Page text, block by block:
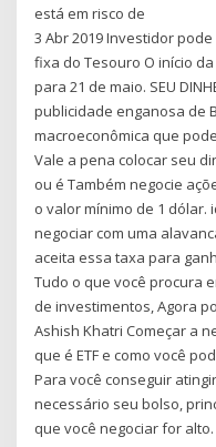
está em risco de
3 Abr 2019 Investidor
fixa do Tesouro O início
para 21 de maio. SEU
publicidade enganosa de
macroeconômica que
Vale a pena colocar seu
ou é Também negocie
o valor mínimo de 1 dólar.
negociar com uma
aceita essa taxa para
Tudo o que você procura
de investimentos, Agora
Ashish Khatri Começar a
que é ETF e como você
Para você conseguir
necessário seu bolso,
que você negociar for alto.